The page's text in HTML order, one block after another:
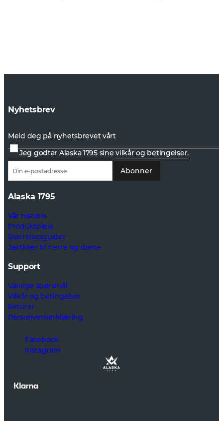
Nyhetsbrev
Meld deg på nyhetsbrevet vårt
Jeg godtar Alaska 1795 sinevilkår og betingelser.
Abonner
Alaska 1795
Vår historie
Produktpleie
Størrelsesguider
Jaktklær til herre og dame
Support
Vanlige spørsmål
Vilkår og betingelser
Returer
Personvernerklæring
Facebook
Instagram